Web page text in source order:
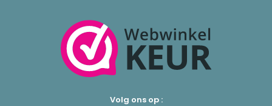
Volg ons op :